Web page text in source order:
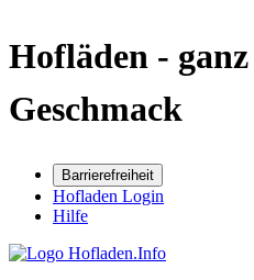
Hofläden -
Geschmack
Barrierefreiheit
Hofladen Login
Hilfe